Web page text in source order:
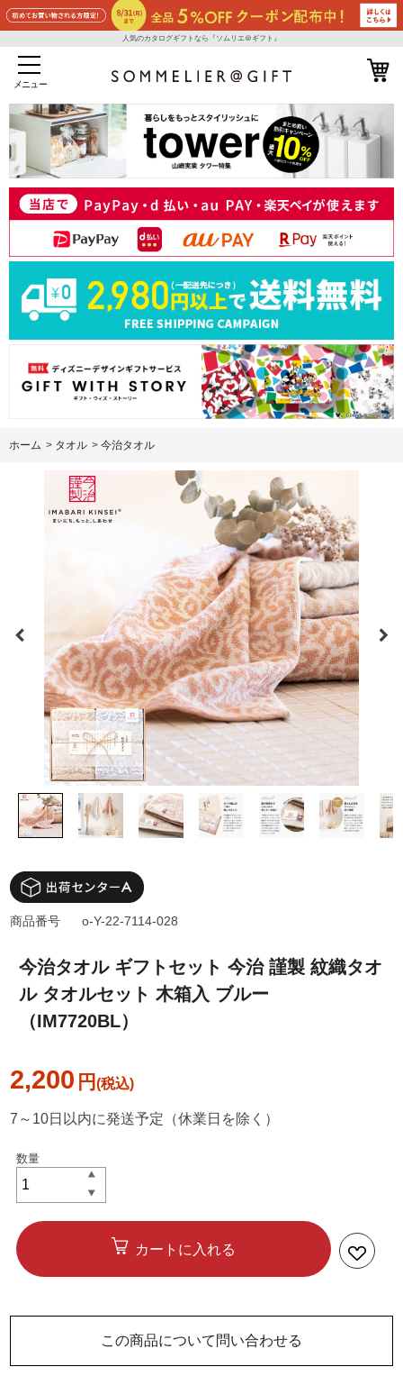
人気のカタログギフトなら『ソムリエ＠ギフト』
メニュー
ホーム > タオル > 今治タオル
今治タオル ギフトセット 今治 謹製 紋織タオ
ル タオルセット 木箱入 ブルー
（IM7720BL）
2,200 円
商品番号 o-Y-22-7114-028
7～10日以内に発送予定（休業日を除く）
カートに入れる
この商品について問い合わせる